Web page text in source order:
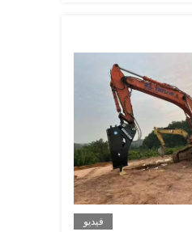
فيديو